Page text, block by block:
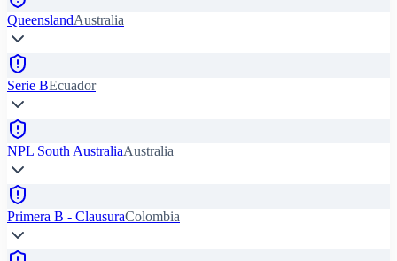
QueenslandAustralia
Serie BEcuador
NPL South AustraliaAustralia
Primera B - ClausuraColombia